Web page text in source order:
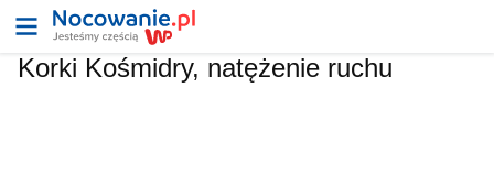
Korki Kośmidry, natężenie ruchu